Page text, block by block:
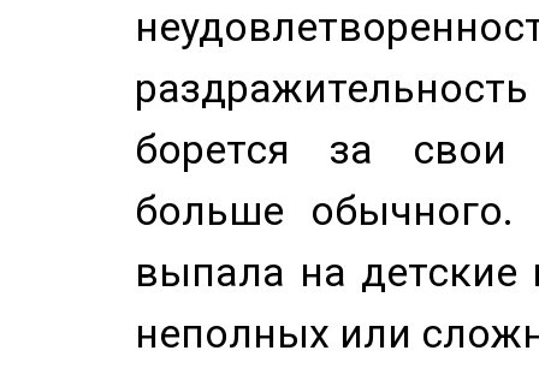
борется за свои
больше
выпала на детские
неполных или